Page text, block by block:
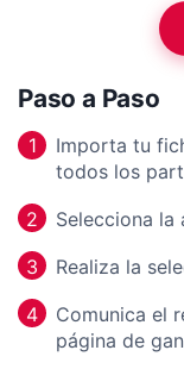
Paso a Paso
1
Importa tu
todos los
2
Selecciona
3 Realiza la
4
Comunica el
página de